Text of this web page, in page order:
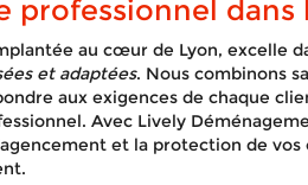
professionnel dans
au cœur de Lyon, excelle
et adaptées. Nous combinons
aux exigences de chaque
Avec Lively
et la protection de